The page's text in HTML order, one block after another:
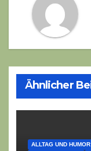
Ähnlicher
ALLTAG UND HUMOR